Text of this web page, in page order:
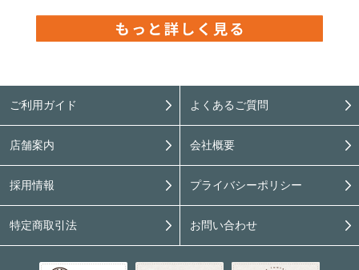
ご利用ガイド よくあるご質問
店舗案内 会社概要
採用情報 プライバシーポリシー
特定商取引法 お問い合わせ